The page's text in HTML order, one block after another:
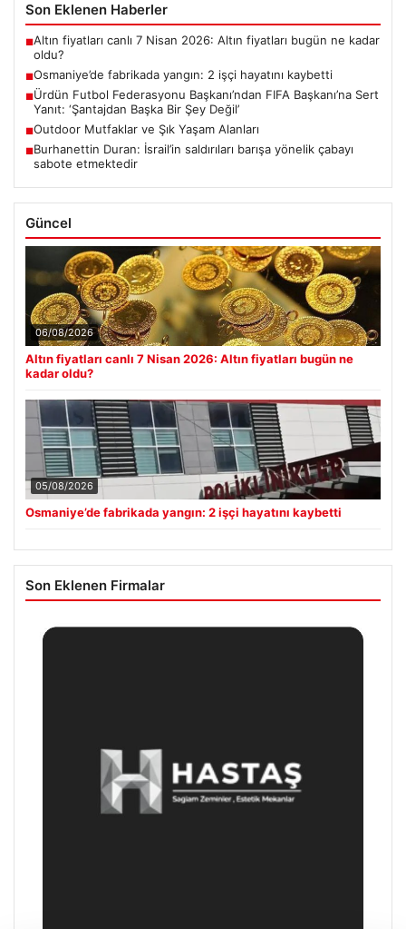
Son Eklenen Haberler
■Altın fiyatları canlı 7 Nisan 2026: Altın fiyatları bugün ne kadar
oldu?
■Osmaniye’de fabrikada yangın: 2 işçi hayatını kaybetti
■Ürdün Futbol Federasyonu Başkanı’ndan FIFA Başkanı’na Sert
Yanıt: ‘Şantajdan Başka Bir Şey Değil’
■Outdoor Mutfaklar ve Şık Yaşam Alanları
■Burhanettin Duran: İsrail’in saldırıları barışa yönelik çabayı
sabote etmektedir
Güncel
06/08/2026
Altın fiyatları canlı 7 Nisan 2026: Altın fiyatları bugün ne
kadar oldu?
05/08/2026
Osmaniye’de fabrikada yangın: 2 işçi hayatını kaybetti
Son Eklenen Firmalar